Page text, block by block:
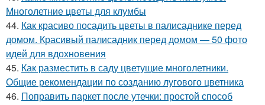
Многолетние цветы для клумбы
44. Как красиво посадить цветы в палисаднике перед
домом. Красивый палисадник перед домом — 50 фото
идей для вдохновения
45. Как разместить в саду цветущие многолетники.
Общие рекомендации по созданию лугового цветника
46. Поправить паркет после утечки: простой способ